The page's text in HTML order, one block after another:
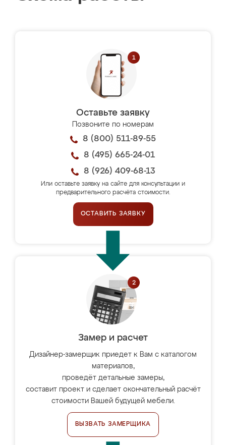
Оставьте заявку
Позвоните по номерам
8 (800) 511-89-55
8 (495) 665-24-01
8 (926) 409-68-13
Или оставьте заявку на сайте для консультации и
предварительного расчёта стоимости.
ОСТАВИТЬ ЗАЯВКУ
Замер и расчет
Дизайнер-замерщик приедет к Вам с каталогом
материалов,
проведёт детальные замеры,
составит проект и сделает окончательный расчёт
стоимости Вашей будущей мебели.
ВЫЗВАТЬ ЗАМЕРЩИКА